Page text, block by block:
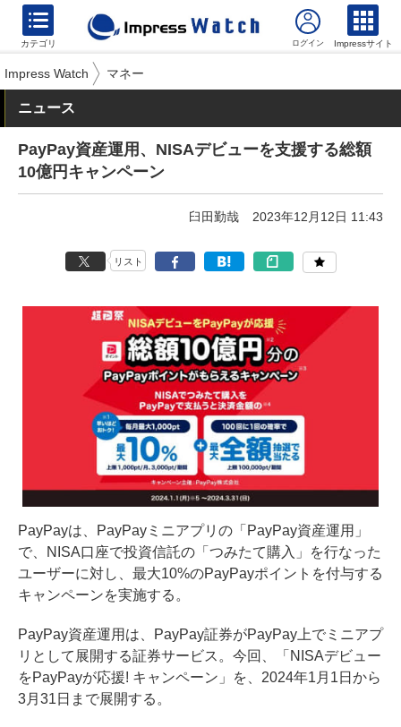
カテゴリ Impressサイト
Impress Watch マネー
ニュース
PayPay資産運用、NISAデビューを支援する総額
10億円キャンペーン
臼田勤哉 2023年12月12日 11:43
リスト
PayPayは、PayPayミニアプリの「PayPay資産運用」
で、NISA口座で投資信託の「つみたて購入」を行なった
ユーザーに対し、最大10%のPayPayポイントを付与する
キャンペーンを実施する。
PayPay資産運用は、PayPay証券がPayPay上でミニアプ
リとして展開する証券サービス。今回、「NISAデビュー
をPayPayが応援! キャンペーン」を、2024年1月1日から
3月31日まで展開する。